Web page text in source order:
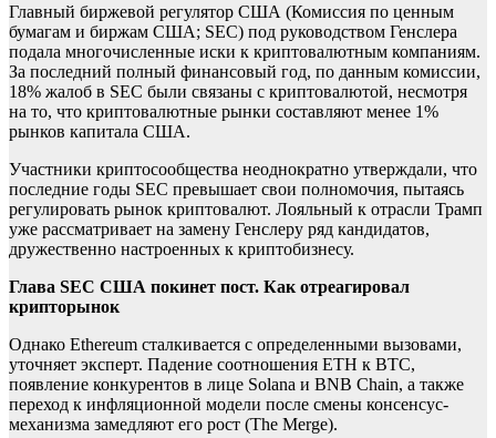
Главный биржевой регулятор США (Комиссия по ценным
бумагам и биржам США; SEC) под руководством Генслера
подала многочисленные иски к криптовалютным компаниям.
За последний полный финансовый год, по данным комиссии,
18% жалоб в SEC были связаны с криптовалютой, несмотря
на то, что криптовалютные рынки составляют менее 1%
рынков капитала США.
Участники криптосообщества неоднократно утверждали, что
последние годы SEC превышает свои полномочия, пытаясь
регулировать рынок криптовалют. Лояльный к отрасли Трамп
уже рассматривает на замену Генслеру ряд кандидатов,
дружественно настроенных к криптобизнесу.
Глава SEC США покинет пост. Как отреагировал
крипторынок
Однако Ethereum сталкивается с определенными вызовами,
уточняет эксперт. Падение соотношения ETH к BTC,
появление конкурентов в лице Solana и BNB Chain, а также
переход к инфляционной модели после смены консенсус-
механизма замедляют его рост (The Merge).